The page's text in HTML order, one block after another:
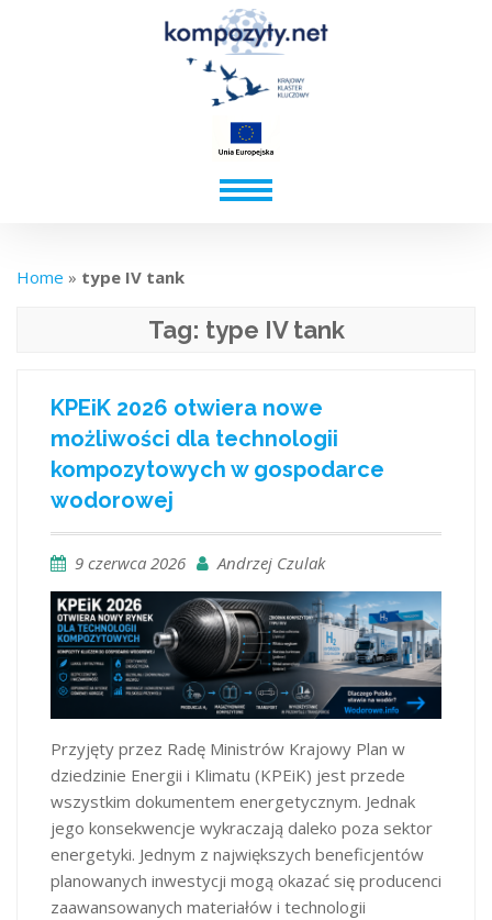
Home » type IV tank
Tag: type IV tank
KPEiK 2026 otwiera nowe
możliwości dla technologii
kompozytowych w gospodarce
wodorowej
9 czerwca 2026 Andrzej Czulak
Przyjęty przez Radę Ministrów Krajowy Plan w
dziedzinie Energii i Klimatu (KPEiK) jest przede
wszystkim dokumentem energetycznym. Jednak
jego konsekwencje wykraczają daleko poza sektor
energetyki. Jednym z największych beneficjentów
planowanych inwestycji mogą okazać się producenci
zaawansowanych materiałów i technologii